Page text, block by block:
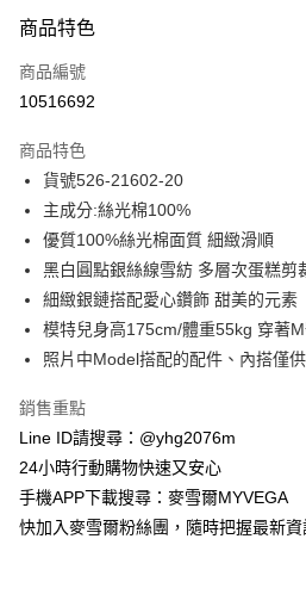
信用卡一次付款
信用卡分期付款
合作金庫商業銀行
華南商業銀行
上海商業儲蓄銀行
國泰世華商業銀行
臺灣中小企業銀行
台
匯豐（台灣）商業銀行
華
聯邦商業銀行
遠
元大商業銀行
玉山商業銀行
星
台灣樂天信用卡公司
超商取貨付款
LINE Pay
Apple Pay
街口支付
貨到付款
運送方式
全家取貨付款
商品特色
商品編號
10516692
商品特色
貨號526-21602-20
主成分:絲光棉100%
優質100%絲光棉面質 細緻滑順
黑白圓點銀絲線雪紡 多層次蛋糕剪
細緻銀鏈搭配愛心鑽飾 甜美的元素
模特兒身高175cm/體重55kg 穿著
照片中Model搭配的配件、內搭僅
銷售重點
Line ID請搜尋：@yhg2076m
24小時行動購物快速又安心
手機APP下載搜尋：麥雪爾MYVEGA
快加入麥雪爾粉絲團，隨時把握最新資